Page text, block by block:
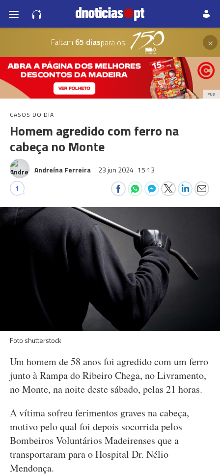
Faltam 65 diaspara os ×
PUB
CASOS DO DIA
Homem agredido com ferro na
cabeça no Monte
Andreína Ferreira 23 jun 2024 15:13
1
Foto shutterstock
Um homem de 58 anos foi agredido com um ferro
junto à Rampa do Ribeiro Chega, no Livramento,
no Monte, na noite deste sábado, pelas 21 horas.
A vítima sofreu ferimentos graves na cabeça,
motivo pelo qual foi depois socorrida pelos
Bombeiros Voluntários Madeirenses que a
transportaram para o Hospital Dr. Nélio
Mendonça.